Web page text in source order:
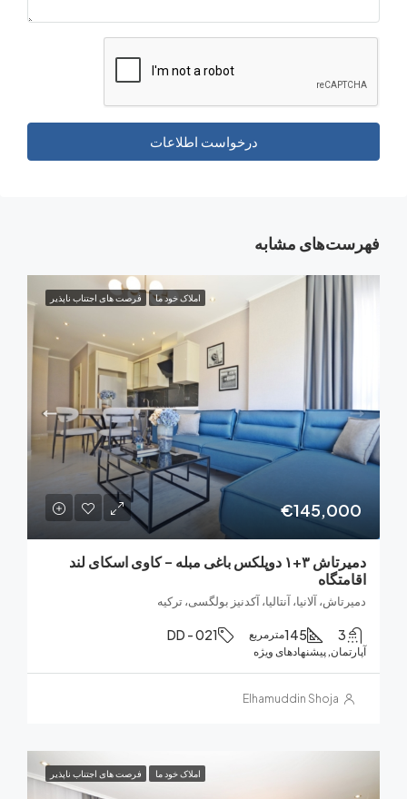
درخواست اطلاعات
مشابه
املاک خود ما فرصت های اجتناب ناپذیر
دمیرتاش ۳+۱ دوپلکس باغی مبله – کاوی اسکای لند
آلانیا، آنتالیا، آکدنیز بولگسی، ترکیه
145 مترمربع DD - 021
پیشنهادهای ویژه
Elhamuddin Shoja
فرصت های اجتناب ناپذیر